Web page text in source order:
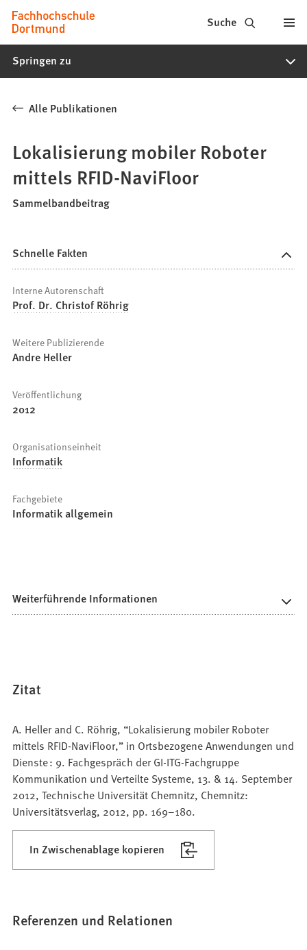
Inhalt anspringen
Fachhochschule
Dortmund
-
Studiengänge,
Bewerbung
Suche
Springen zu
Alle Publikationen
Lokalisierung mobiler Roboter
mittels RFID-NaviFloor
Sammelbandbeitrag
Schnelle Fakten
Interne Autorenschaft
Prof. Dr. Christof Röhrig
Weitere Publizierende
Andre Heller
Veröffentlichung
2012
Organisationseinheit
Informatik
Fachgebiete
Informatik allgemein
Weiterführende Informationen
Zitat
A. Heller and C. Röhrig, “Lokalisierung mobiler Roboter
mittels RFID-NaviFloor,” in Ortsbezogene Anwendungen und
Dienste : 9. Fachgespräch der GI-ITG-Fachgruppe
Kommunikation und Verteilte Systeme, 13. & 14. September
2012, Technische Universität Chemnitz, Chemnitz:
Universitätsverlag, 2012, pp. 169–180.
In Zwischenablage kopieren
Referenzen und Relationen